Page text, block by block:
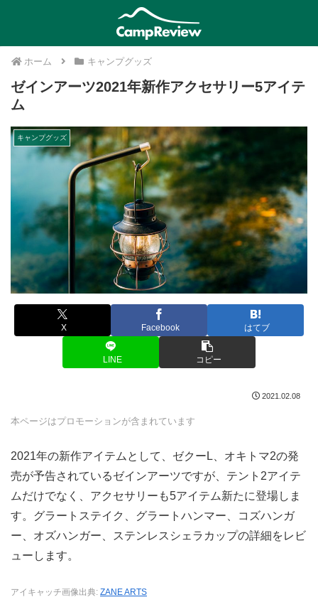
ホーム キャンプグッズ
ゼインアーツ2021年新作アクセサリー5アイテ
ム
キャンプグッズ
X Facebook はてブ
LINE コピー
2021.02.08
本ページはプロモーションが含まれています
2021年の新作アイテムとして、ゼクーL、オキトマ2の発
売が予告されているゼインアーツですが、テント2アイテ
ムだけでなく、アクセサリーも5アイテム新たに登場しま
す。グラートステイク、グラートハンマー、コズハンガ
ー、オズハンガー、ステンレスシェラカップの詳細をレビ
ューします。
アイキャッチ画像出典: ZANE ARTS